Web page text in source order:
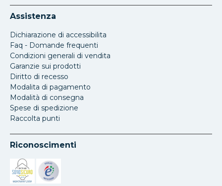
Assistenza
Dichiarazione di accessibilita
Faq - Domande frequenti
Condizioni generali di vendita
Garanzie sui prodotti
Diritto di recesso
Modalita di pagamento
Modalità di consegna
Spese di spedizione
Raccolta punti
Riconoscimenti